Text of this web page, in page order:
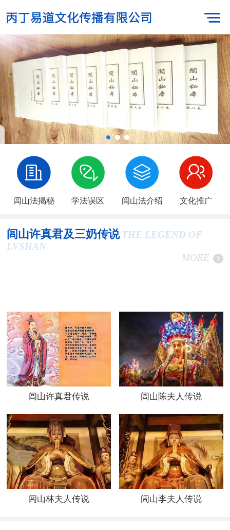
闾山法揭秘 学法误区 闾山法介绍 文化推广
闾山许真君及三奶传说 THE LEGEND OF
LVSHAN
MORE
闾山许真君传说 闾山陈夫人传说
闾山林夫人传说 闾山李夫人传说